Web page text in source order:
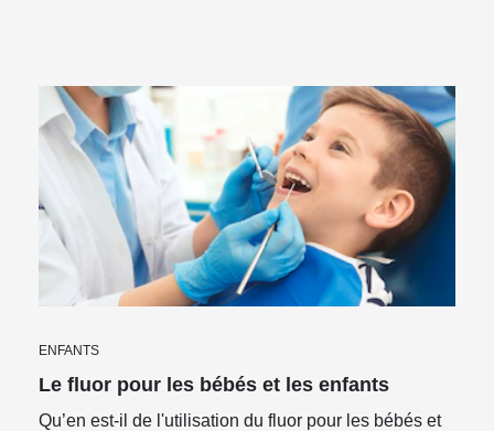
ENFANTS
Le fluor pour les bébés et les enfants
Qu’en est-il de l'utilisation du fluor pour les bébés et